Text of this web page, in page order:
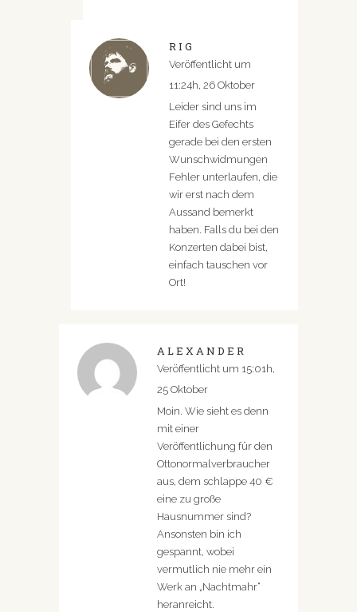
RIG
Veröffentlicht um
11:24h, 26 Oktober
Leider sind uns im
Eifer des Gefechts
gerade bei den ersten
Wunschwidmungen
Fehler unterlaufen, die
wir erst nach dem
Aussand bemerkt
haben. Falls du bei den
Konzerten dabei bist,
einfach tauschen vor
Ort!
ALEXANDER
Veröffentlicht um 15:01h,
25 Oktober
Moin. Wie sieht es denn
mit einer
Veröffentlichung für den
Ottonormalverbraucher
aus, dem schlappe 40 €
eine zu große
Hausnummer sind?
Ansonsten bin ich
gespannt, wobei
vermutlich nie mehr ein
Werk an „Nachtmahr“
heranreicht.